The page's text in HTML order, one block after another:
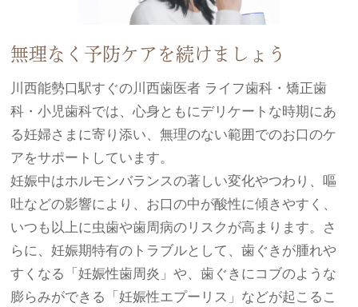
無理なく予防ケアを続けましょう
川西能勢口駅すぐの川西歯医者 ライフ歯科・矯正歯
科・小児歯科では、心身ともにデリケートな時期にあ
る妊婦さまに寄り添い、無理のない範囲でのお口のケ
アをサポートしています。
妊娠中はホルモンバランスの著しい変化やつわり、嘔
吐などの影響により、お口の中が酸性に傾きやすく、
いつも以上に虫歯や歯周病のリスクが高まります。さ
らに、妊娠期特有のトラブルとして、歯ぐきが腫れや
すくなる「妊娠性歯周炎」や、歯ぐきにコブのような
膨らみができる「妊娠性エプーリス」などが起こるこ